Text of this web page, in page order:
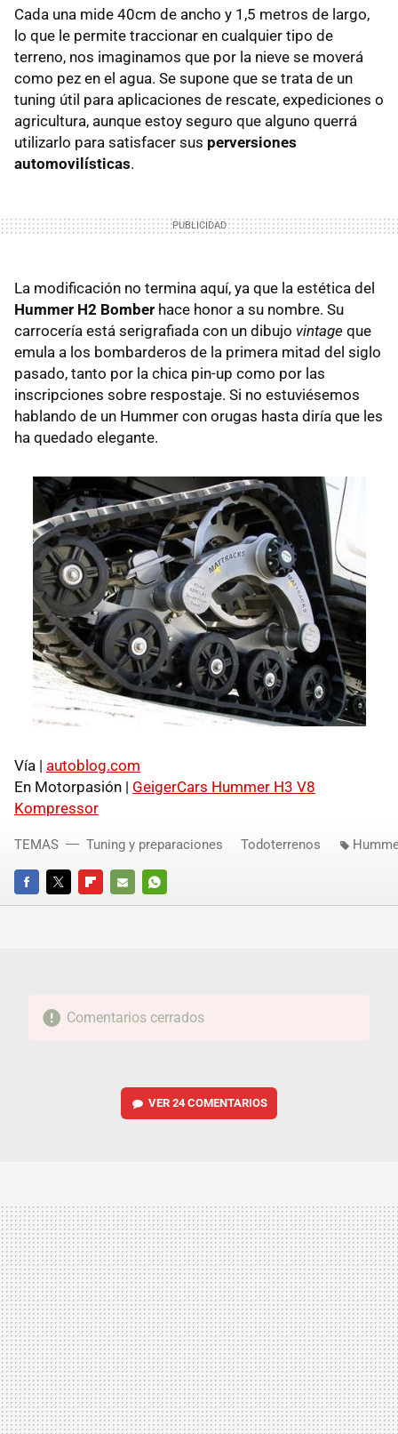
Cada una mide 40cm de ancho y 1,5 metros de largo,
lo que le permite traccionar en cualquier tipo de
terreno, nos imaginamos que por la nieve se moverá
como pez en el agua. Se supone que se trata de un
tuning útil para aplicaciones de rescate, expediciones o
agricultura, aunque estoy seguro que alguno querrá
utilizarlo para satisfacer sus perversiones
automovilísticas.
La modificación no termina aquí, ya que la estética del
Hummer H2 Bomber hace honor a su nombre. Su
carrocería está serigrafiada con un dibujo vintage que
emula a los bombarderos de la primera mitad del siglo
pasado, tanto por la chica pin-up como por las
inscripciones sobre respostaje. Si no estuviésemos
hablando de un Hummer con orugas hasta diría que les
ha quedado elegante.
Vía | autoblog.com
En Motorpasión | GeigerCars Hummer H3 V8
Kompressor
FACEBOOKTWITTERFLIPBOARD
E-
WHATSAPP
TEMAS Tuning y preparaciones Todoterrenos
Comentarios cerrados
VER 24 COMENTARIOS